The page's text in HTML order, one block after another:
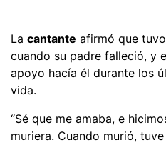
La cantante afirmó que tuvo
cuando su padre falleció, y
apoyo hacía él durante los
vida.
“Sé que me amaba, e
muriera. Cuando murió,